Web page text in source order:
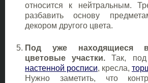
относится к нейтральным.
разбавить основу
декором другого цвета.
Под уже находящиеся
цветовые участки. Так, под
настенной росписи, кресла,
Нужно заметить, что